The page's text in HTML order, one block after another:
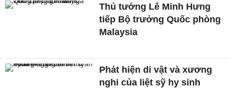
Thủ tướng Lê Minh Hưng
tiếp Bộ trưởng Quốc phòng
Malaysia
Phát hiện di vật và xương
nghi của liệt sỹ hy sinh